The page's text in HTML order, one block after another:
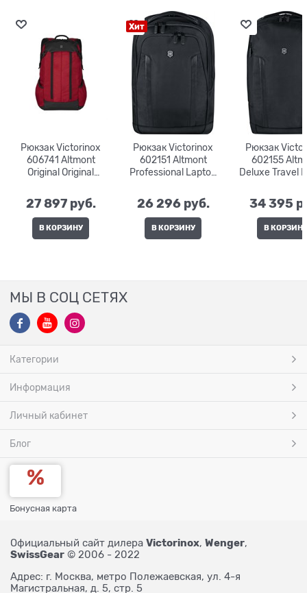
Рюкзак Victorinox
606741 Altmont
Original Original
24 л. | 30x22x47
27 897 руб.
В КОРЗИНУ
Хит
Рюкзак Victorinox
602151 Altmont
Professional Laptop
29x22x41
26 296 руб.
В КОРЗИНУ
Рюкзак
602155
Deluxe Travel
л. |
34 395
В КОРЗИНУ
МЫ В СОЦ СЕТЯХ
Категории
Информация
Личный кабинет
Блог
Бонусная карта
Официальный сайт дилера Victorinox, Wenger,
SwissGear © 2006 - 2022
Адрес: г. Москва, метро Полежаевская, ул. 4-я
Магистральная, д. 5, стр. 5